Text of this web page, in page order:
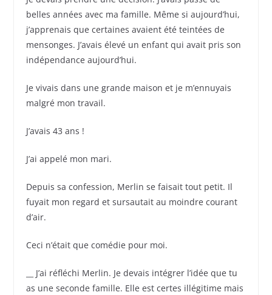
belles années avec ma famille. Même si aujourd’hui,
j’apprenais que certaines avaient été teintées de
mensonges. J’avais élevé un enfant qui avait pris son
indépendance aujourd’hui.
Je vivais dans une grande maison et je m’ennuyais
malgré mon travail.
J’avais 43 ans !
J’ai appelé mon mari.
Depuis sa confession, Merlin se faisait tout petit. Il
fuyait mon regard et sursautait au moindre courant
d’air.
Ceci n’était que comédie pour moi.
__ J’ai réfléchi Merlin. Je devais intégrer l’idée que tu
as une seconde famille. Elle est certes illégitime mais